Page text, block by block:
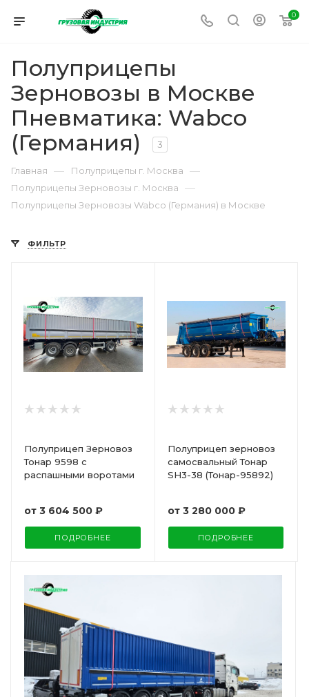
0
Полуприцепы
Зерновозы в Москве
Пневматика: Wabco
(Германия)
3
Главная — Полуприцепы г. Москва —
Полуприцепы Зерновозы г. Москва —
Полуприцепы Зерновозы Wabco (Германия) в Москве
ФИЛЬТР
Полуприцеп Зерновоз
Тонар 9598 с
распашными воротами
от 3 604 500 ₽
ПОДРОБНЕЕ
Полуприцеп зерновоз
самосвальный Тонар
SH3-38 (Тонар-95892)
от 3 280 000 ₽
ПОДРОБНЕЕ